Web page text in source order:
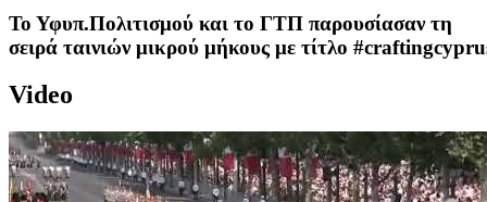
Το Υφυπ.Πολιτισμού και το ΓΤΠ παρουσίασαν τη
σειρά ταινιών μικρού μήκους με τίτλο
Video